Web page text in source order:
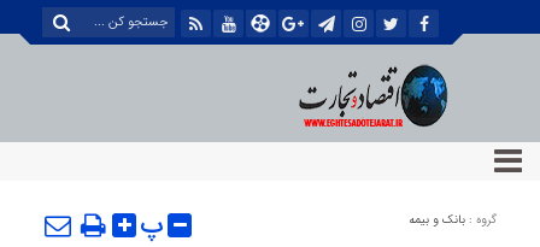
گروه : بانک و بیمه پ